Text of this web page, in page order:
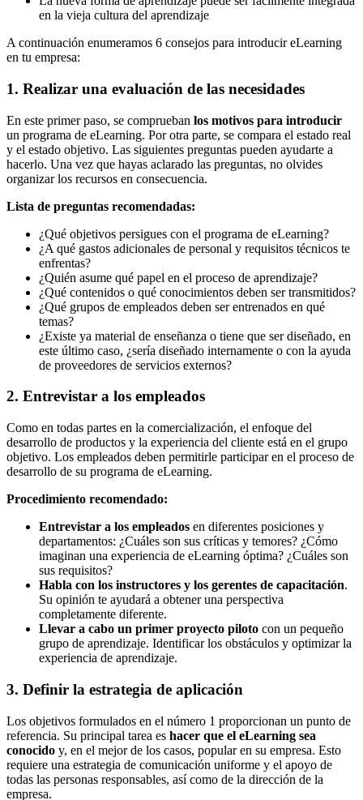
en la vieja cultura del aprendizaje
A continuación enumeramos 6 consejos para introducir eLearning
en tu empresa:
1. Realizar una evaluación de las necesidades
En este primer paso, se comprueban los motivos para introducir
un programa de eLearning. Por otra parte, se compara el estado real
y el estado objetivo. Las siguientes preguntas pueden ayudarte a
hacerlo. Una vez que hayas aclarado las preguntas, no olvides
organizar los recursos en consecuencia.
Lista de preguntas recomendadas:
¿Qué objetivos persigues con el programa de eLearning?
¿A qué gastos adicionales de personal y requisitos técnicos te
enfrentas?
¿Quién asume qué papel en el proceso de aprendizaje?
¿Qué contenidos o qué conocimientos deben ser transmitidos?
¿Qué grupos de empleados deben ser entrenados en qué
temas?
¿Existe ya material de enseñanza o tiene que ser diseñado, en
este último caso, ¿sería diseñado internamente o con la ayuda
de proveedores de servicios externos?
2. Entrevistar a los empleados
Como en todas partes en la comercialización, el enfoque del
desarrollo de productos y la experiencia del cliente está en el grupo
objetivo. Los empleados deben permitirle participar en el proceso de
desarrollo de su programa de eLearning.
Procedimiento recomendado:
Entrevistar a los empleados en diferentes posiciones y
departamentos: ¿Cuáles son sus críticas y temores? ¿Cómo
imaginan una experiencia de eLearning óptima? ¿Cuáles son
sus requisitos?
Habla con los instructores y los gerentes de capacitación.
Su opinión te ayudará a obtener una perspectiva
completamente diferente.
Llevar a cabo un primer proyecto piloto con un pequeño
grupo de aprendizaje. Identificar los obstáculos y optimizar la
experiencia de aprendizaje.
3. Definir la estrategia de aplicación
Los objetivos formulados en el número 1 proporcionan un punto de
referencia. Su principal tarea es hacer que el eLearning sea
conocido y, en el mejor de los casos, popular en su empresa. Esto
requiere una estrategia de comunicación uniforme y el apoyo de
todas las personas responsables, así como de la dirección de la
empresa.